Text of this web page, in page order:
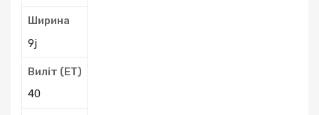
Ширина
9j
Виліт (ЕТ)
40